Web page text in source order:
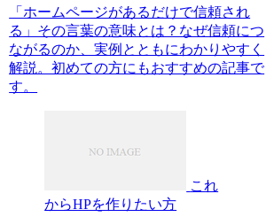
「ホームページがあるだけで信頼され
る」その言葉の意味とは？なぜ信頼につ
ながるのか、実例とともにわかりやすく
解説。初めての方にもおすすめの記事で
す。
これ
からHPを作りたい方